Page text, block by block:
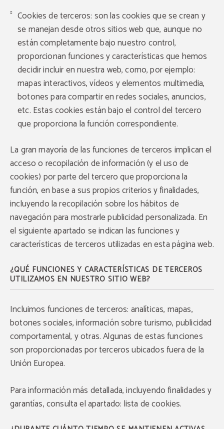
Cookies de terceros: son las cookies que se crean y
se manejan desde otros sitios web que, aunque no
están completamente bajo nuestro control,
proporcionan funciones y características que hemos
decidir incluir en nuestra web, como, por ejemplo:
mapas interactivos, vídeos y elementos multimedia,
botones para compartir en redes sociales, anuncios,
etc. Estas cookies están bajo el control del tercero
que proporciona la función correspondiente.
La gran mayoría de las funciones de terceros implican el
acceso o recopilación de información (y el uso de
cookies) por parte del tercero que proporciona la
función, en base a sus propios criterios y finalidades,
incluyendo la recopilación sobre los hábitos de
navegación para mostrarle publicidad personalizada. En
el siguiente apartado se indican las funciones y
características de terceros utilizadas en esta página web.
¿QUÉ FUNCIONES Y CARACTERÍSTICAS DE TERCEROS
UTILIZAMOS EN NUESTRO SITIO WEB?
Incluimos funciones de terceros: analíticas, mapas,
botones sociales, información sobre turismo, publicidad
comportamental, y otras. Algunas de estas funciones
son proporcionadas por terceros ubicados fuera de la
Unión Europea.
Para información más detallada, incluyendo finalidades y
garantías, consulta el apartado: lista de cookies.